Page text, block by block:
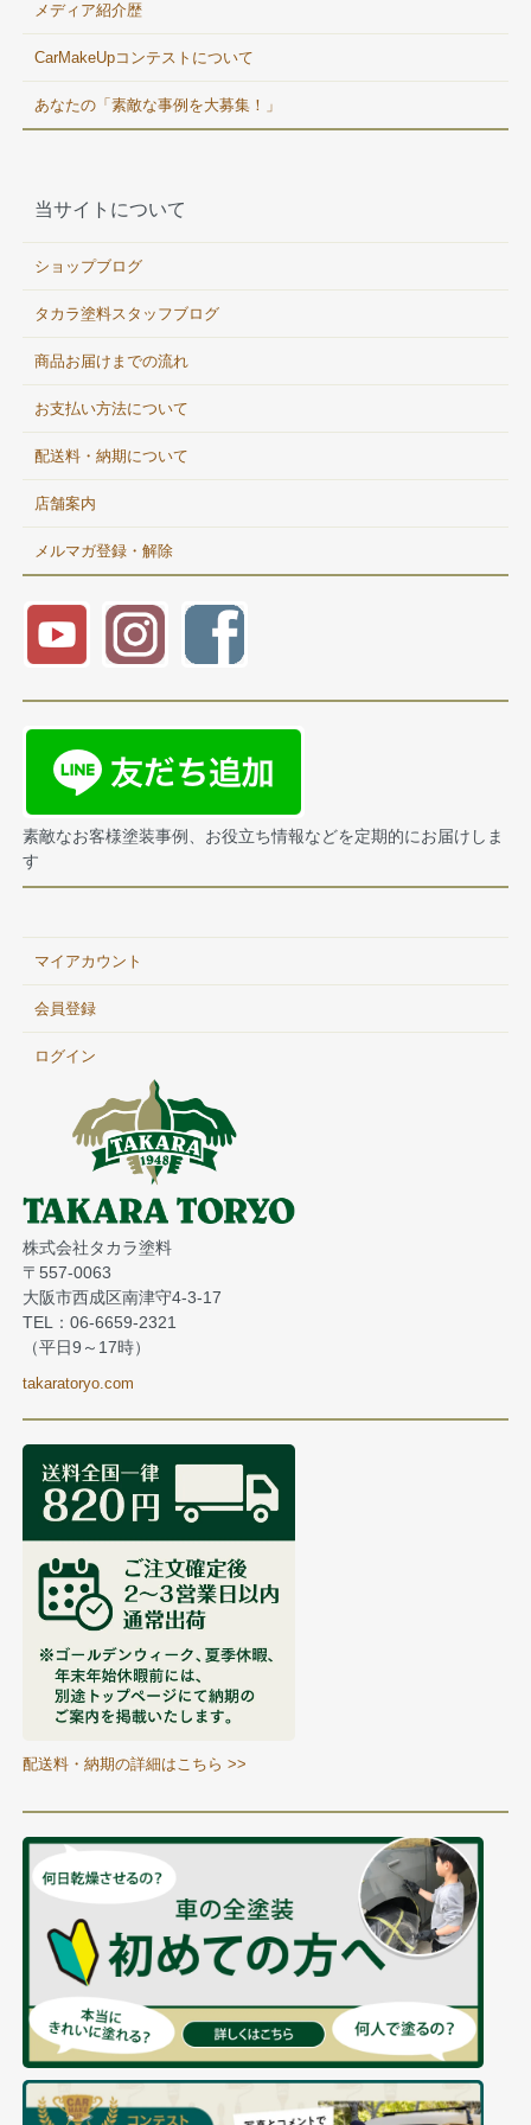
メディア紹介歴
CarMakeUpコンテストについて
あなたの「素敵な事例を大募集！」
当サイトについて
ショップブログ
タカラ塗料スタッフブログ
商品お届けまでの流れ
お支払い方法について
配送料・納期について
店舗案内
メルマガ登録・解除
素敵なお客様塗装事例、お役立ち情報などを定期的にお届けしま
す
マイアカウント
会員登録
ログイン
株式会社タカラ塗料
〒557-0063
大阪市西成区南津守4-3-17
TEL：06-6659-2321
（平日9～17時）
takaratoryo.com
配送料・納期の詳細はこちら >>